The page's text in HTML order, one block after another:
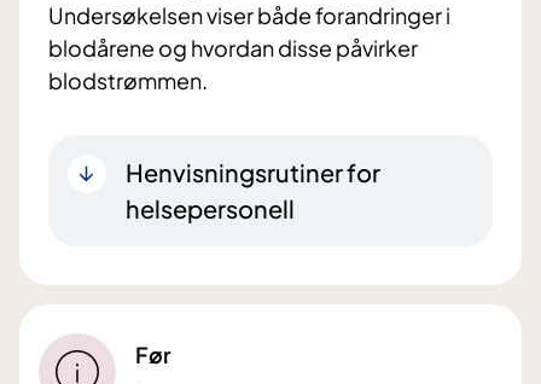
Undersøkelsen viser både forandringer i
blodårene og hvordan disse påvirker
blodstrømmen.
Henvisningsrutiner for
helsepersonell
Før